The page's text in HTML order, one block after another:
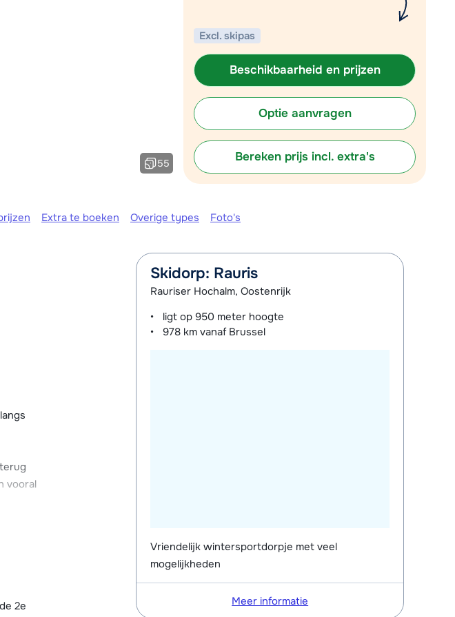
Morgen om 10:00 uur weer beschikbaar:
Chat met wintersportspecialist
Bel ons via 03 3037838
55
Excl. skipas
Beschikbaarheid en prijzen
Optie aanvragen
Bereken prijs incl. extra's
Extra te boeken Overige types Foto's
vooral
2e
Skidorp: Rauris
Rauriser Hochalm, Oostenrijk
ligt op950 meter hoogte
978 km vanaf Brussel
Vriendelijk wintersportdorpje met veel
mogelijkheden
Meer informatie